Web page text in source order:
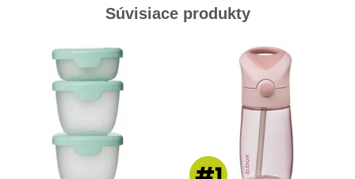
Súvisiace produkty